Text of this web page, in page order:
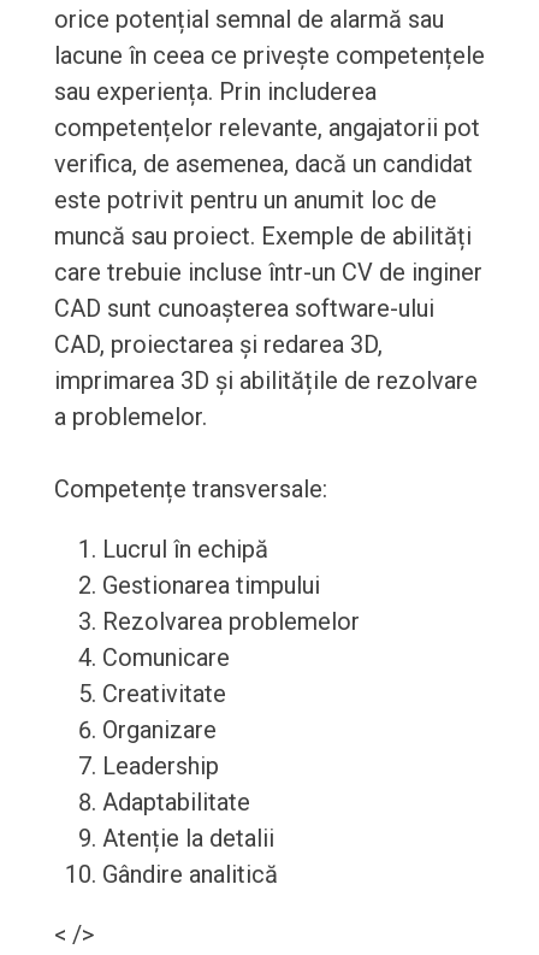
orice potențial semnal de alarmă sau
lacune în ceea ce privește competențele
sau experiența. Prin includerea
competențelor relevante, angajatorii pot
verifica, de asemenea, dacă un candidat
este potrivit pentru un anumit loc de
muncă sau proiect. Exemple de abilități
care trebuie incluse într-un CV de inginer
CAD sunt cunoașterea software-ului
CAD, proiectarea și redarea 3D,
imprimarea 3D și abilitățile de rezolvare
a problemelor.
Competențe transversale:
Lucrul în echipă
Gestionarea timpului
Rezolvarea problemelor
Comunicare
Creativitate
Organizare
Leadership
Adaptabilitate
Atenție la detalii
Gândire analitică
< />